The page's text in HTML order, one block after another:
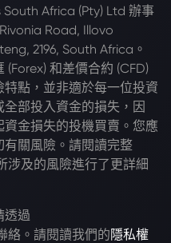
Africa (Pty) Ltd 辦事
Road, Illovo
2196, South Africa。
和差價合約 (CFD)
點，並非適於每一位投資
部投入資金的損失，因
金損失的投機買賣。您應
關風險。請閱讀完整
涉及的風險進行了更詳細
透過
絡。請閱讀我們的隱私權